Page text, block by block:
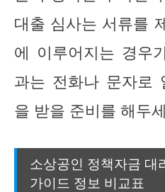
대출 심사는 서류를
에 이루어지는 경우
과는 전화나 문자로
을 받을 준비를 해두
소상공인 정책자금 대
가이드 정보 비교표